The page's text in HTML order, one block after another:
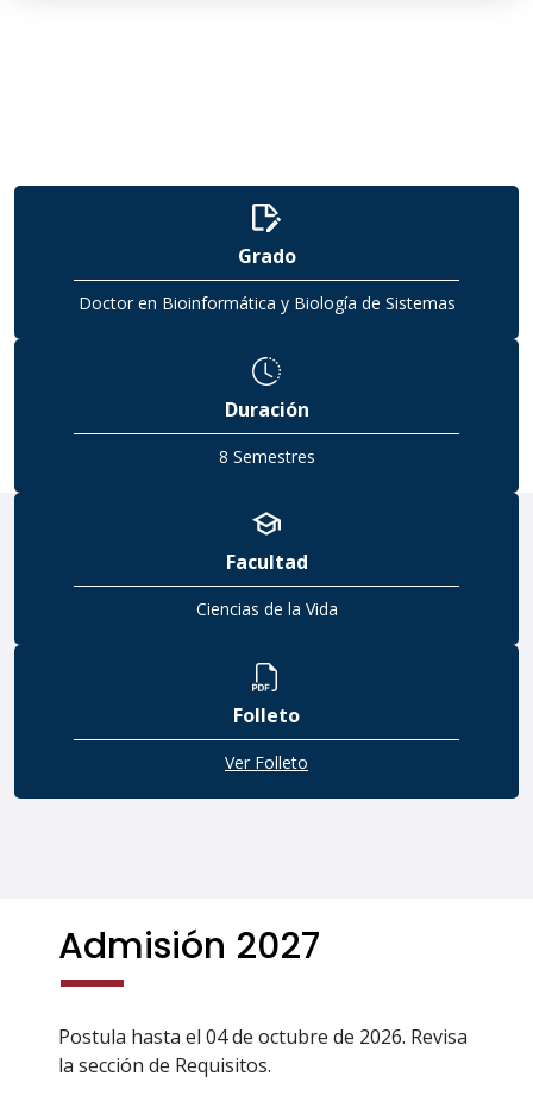
Grado
Doctor en Bioinformática y Biología de Sistemas
Duración
8 Semestres
Facultad
Ciencias de la Vida
Folleto
Ver Folleto
Admisión 2027
Postula hasta el 04 de octubre de 2026. Revisa
la sección de Requisitos.